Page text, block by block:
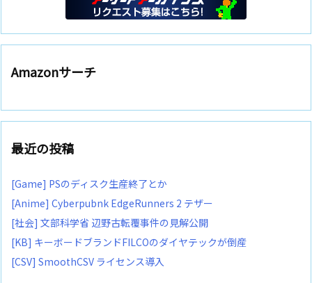
Amazonサーチ
最近の投稿
[Game] PSのディスク生産終了とか
[Anime] Cyberpubnk EdgeRunners 2 テザー
[社会] 文部科学省 辺野古転覆事件の見解公開
[KB] キーボードブランドFILCOのダイヤテックが倒産
[CSV] SmoothCSV ライセンス導入